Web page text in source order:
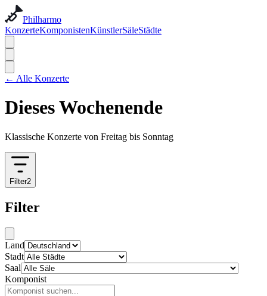
Philharmo
KonzerteKomponistenKünstlerSäleStädte
← Alle Konzerte
Dieses Wochenende
Klassische Konzerte von Freitag bis Sonntag
Filter2
Filter
Land
Stadt
Saal
Komponist